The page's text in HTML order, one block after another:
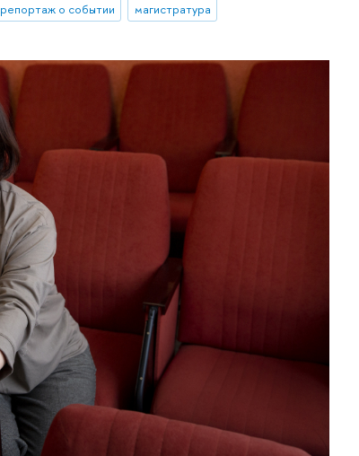
репортаж о событии магистратура